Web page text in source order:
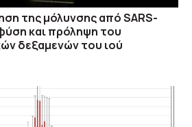
της μόλυνσης από SARS-
και πρόληψη του
δεξαμενών του ιού